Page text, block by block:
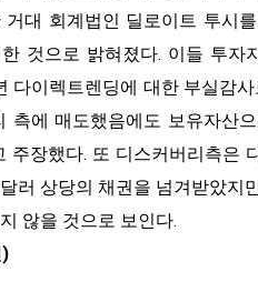
대 회계법인 딜로이트 투시
것으로 밝혀졌다. 이들 투자
다이렉트렌딩에 대한 부실감사
측에 매도했음에도 보유자산
주장했다. 또 디스커버리측은
러 상당의 채권을 넘겨받았지
않을 것으로 보인다.